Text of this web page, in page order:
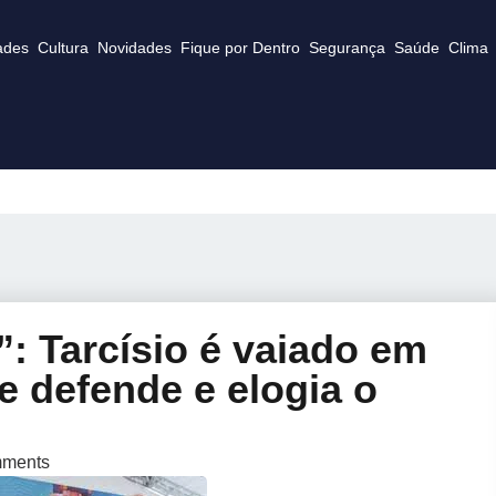
Cultura Novidades Fique por Dentro Segurança Saúde Clima
Tarcísio é vaiado em
defende e elogia o